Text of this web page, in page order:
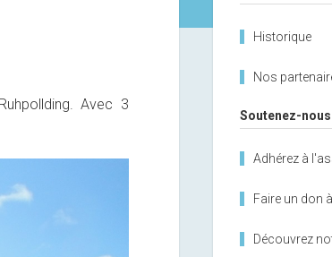
Avec 3
Historique
Nos
Soutenez-nous
Adhérez à
Faire un don
Découvrez